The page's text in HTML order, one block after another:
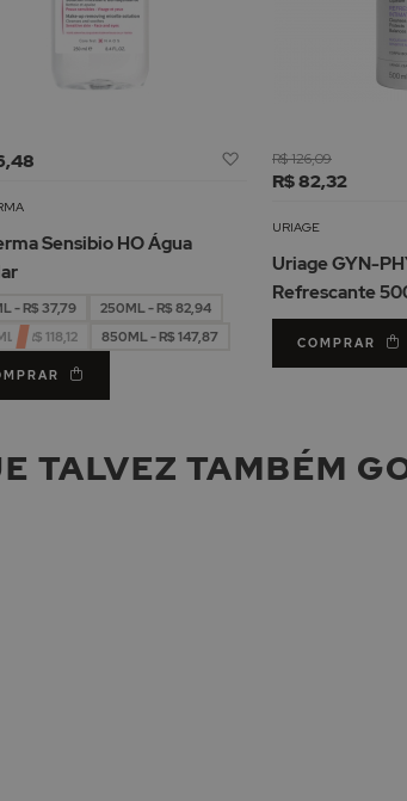
Adicionar
Desejos
Sensibio HO Água
- R$ 37,79
250ML - R$ 82,94
- R$ 118,12
850ML - R$ 147,87
R$ 82,32
R$ 126,09
URIAGE
Uriage GYN-
Refrescante
COMPRAR
TALVEZ TAMBÉM